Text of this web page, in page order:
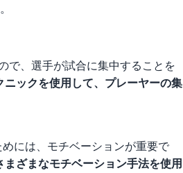
で、選手が試合に集中することを
ックを使用して、プレーヤーの集
には、モチベーションが重要で
ざまなモチベーション手法を使用